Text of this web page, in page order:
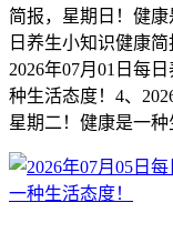
简报，星期日！健康
日养生小知识健康
2026年07月01日每
种生活态度！4、
星期二！健康是一